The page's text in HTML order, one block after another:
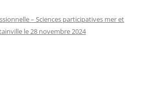
– Sciences participatives mer et
le 28 novembre 2024